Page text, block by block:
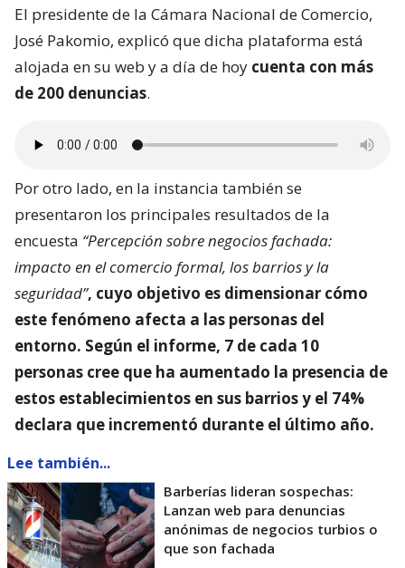
El presidente de la Cámara Nacional de Comercio,
José Pakomio, explicó que dicha plataforma está
alojada en su web y a día de hoy cuenta con más
de 200 denuncias.
Por otro lado, en la instancia también se
presentaron los principales resultados de la
encuesta “Percepción sobre negocios fachada:
impacto en el comercio formal, los barrios y la
seguridad”, cuyo objetivo es dimensionar cómo
este fenómeno afecta a las personas del
entorno. Según el informe, 7 de cada 10
personas cree que ha aumentado la presencia de
estos establecimientos en sus barrios y el 74%
declara que incrementó durante el último año.
Lee también...
Barberías lideran sospechas:
Lanzan web para denuncias
anónimas de negocios turbios o
que son fachada